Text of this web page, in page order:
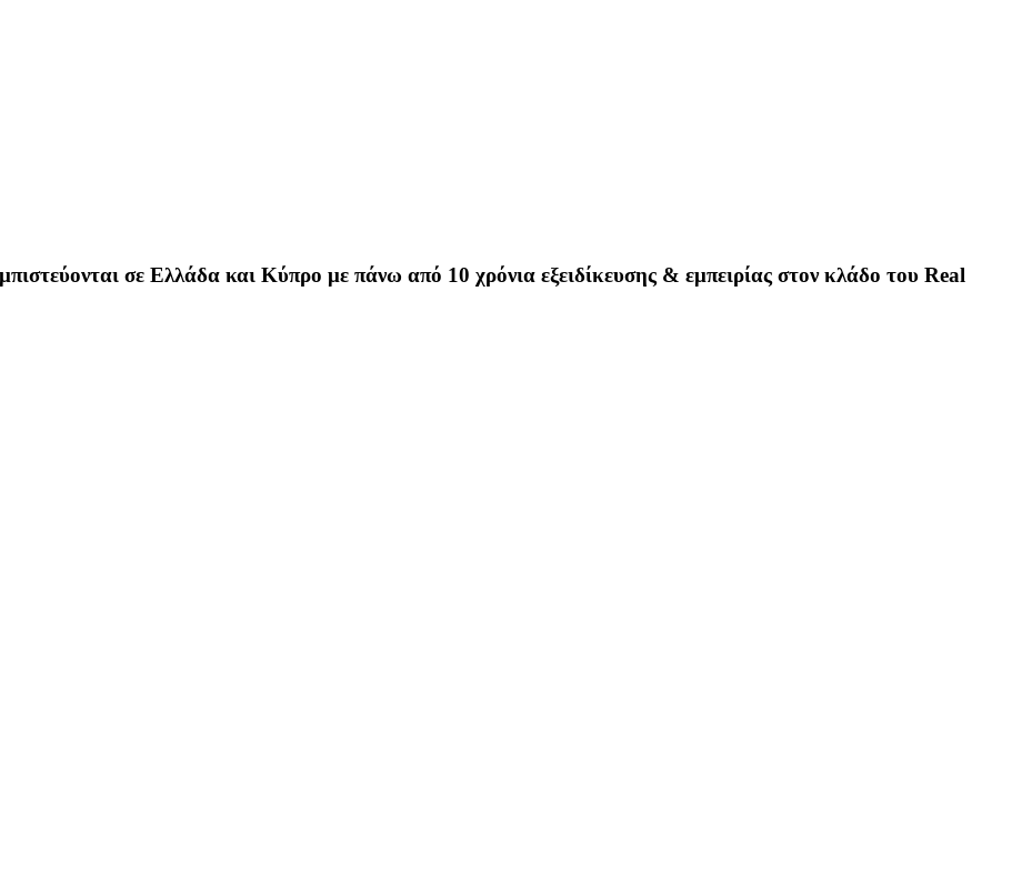
σε Ελλάδα και Κύπρο με πάνω από 10 χρόνια εξειδίκευσης & εμπειρίας στον κλάδο του Real